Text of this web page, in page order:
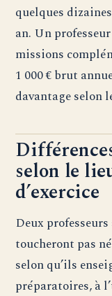
quelques
an. Un
missions
1 000 € brut
davantage selon
selon le
d’exercice
Deux
toucheront pas
selon qu’ils
préparatoires, à